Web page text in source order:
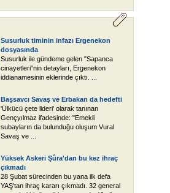
Susurluk timinin infazı Ergenekon
dosyasında
Susurluk ile gündeme gelen "Sapanca
cinayetleri"nin detayları, Ergenekon
iddianamesinin eklerinde çıktı. ...
Başsavcı Savaş ve Erbakan da hedefti
'Ülkücü çete lideri' olarak tanınan
Gençyılmaz ifadesinde: "Emekli
subayların da bulunduğu oluşum Vural
Savaş ve ...
Yüksek Askeri Şûra'dan bu kez ihraç
çıkmadı
28 Şubat sürecinden bu yana ilk defa
YAŞ'tan ihraç kararı çıkmadı. 32 general